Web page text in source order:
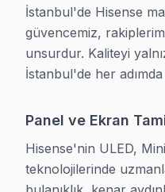
İstanbul ve
İstanbul ve
• İstanbul ve tüm
• İstanbul'de hafta
İstanbul'de Hisense
İstanbul'de Hisense
güvencemiz,
unsurdur. Kaliteyi
İstanbul'de her
Panel ve Ekran
Hisense'nin ULED,
teknolojilerinde